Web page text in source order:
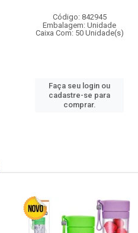
Código: 842945
Embalagem: Unidade
Caixa Com: 50 Unidade(s)
Faça seu login ou
cadastre-se para
comprar.